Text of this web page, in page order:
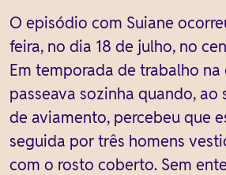
O episódio com Suiane
feira, no dia 18 de julho, no
Em temporada de trabalho na
passeava sozinha quando, ao
de aviamento, percebeu que
seguida por três homens
com o rosto coberto. Sem